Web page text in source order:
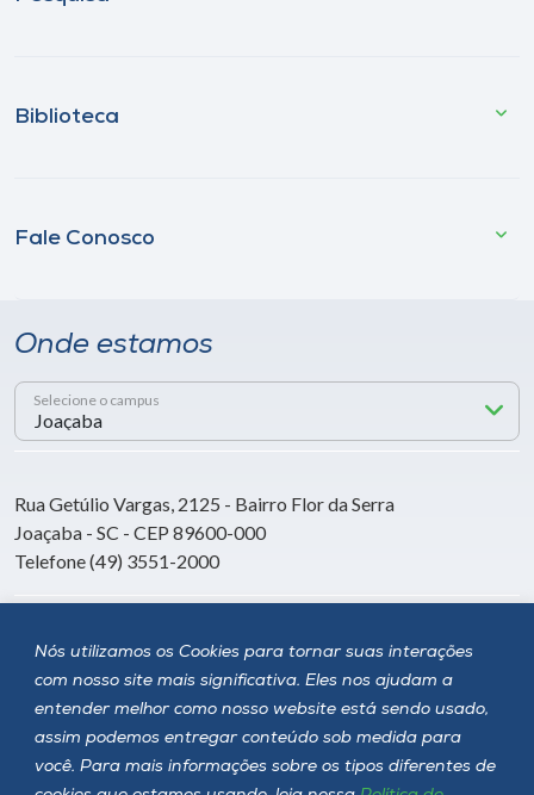
Nós utilizamos os Cookies para tornar suas interações
com nosso site mais significativa. Eles nos ajudam a
entender melhor como nosso website está sendo usado,
assim podemos entregar conteúdo sob medida para
você. Para mais informações sobre os tipos diferentes de
Biblioteca
Fale Conosco
Onde estamos
Selecione o campus
Rua Getúlio Vargas, 2125 - Bairro Flor da Serra
Joaçaba - SC - CEP 89600-000
Telefone (49) 3551-2000
Siga a Unoesc